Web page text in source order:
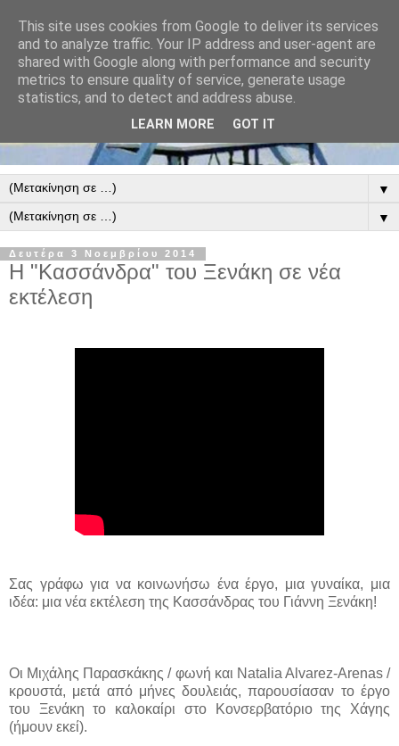
▼
▼
Δευτέρα 3 Νοεμβρίου 2014
Η "Κασσάνδρα" του Ξενάκη σε νέα
εκτέλεση
Σας γράφω για να κοινωνήσω ένα έργο, μια γυναίκα, μια
ιδέα: μια νέα εκτέλεση της Κασσάνδρας του Γιάννη Ξενάκη!
Οι Μιχάλης Παρασκάκης / φωνή και Natalia Alvarez-Arenas /
κρουστά, μετά από μήνες δουλειάς, παρουσίασαν το έργο
του Ξενάκη το καλοκαίρι στο Κονσερβατόριο της Χάγης
(ήμουν εκεί).
This site uses cookies from Google to deliver its services
and to analyze traffic. Your IP address and user-agent are
shared with Google along with performance and security
metrics to ensure quality of service, generate usage
statistics, and to detect and address abuse.
LEARN MORE GOT IT